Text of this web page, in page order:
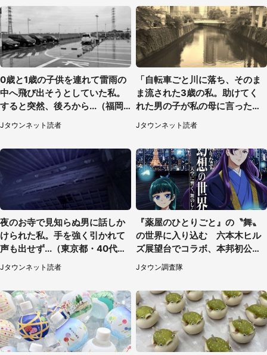
0歳と1歳の子供を連れて雷雨の
中へ飛び出そうとしていた私。
すると突然、後ろから...（福岡
県・30代女性）
Jタウンネット読者
「自転車ごと川に落ち、そのま
ま流された3歳の私。助けてく
れた男の子が私の母に言ったの
は...」（千葉県・20代女性）
Jタウンネット読者
夜のお寺で見知らぬ男に話しか
けられた私。手を強く引かれて
声も出せず...（東京都・40代女
Jタウンネット読者
『薬屋のひとりごと』の〝舞〟
の世界に入り込む 六本木ヒル
ズ展望台でコラボ、本邦初公開
の「猫猫像」も【8／1～10／2
6】
Jタウン調査隊